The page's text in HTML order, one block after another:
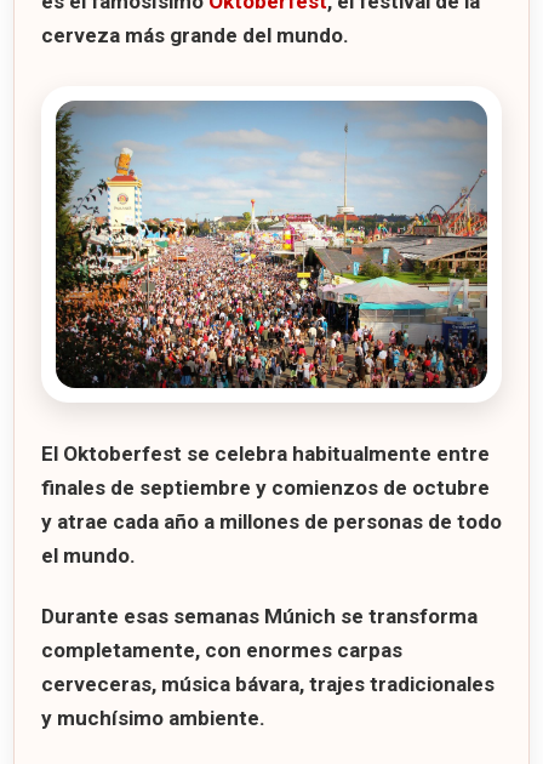
cerveza más grande del mundo.
El Oktoberfest se celebra habitualmente entre
finales de septiembre y comienzos de octubre
y atrae cada año a millones de personas de todo
el mundo.
Durante esas semanas Múnich se transforma
completamente, con enormes carpas
cerveceras, música bávara, trajes tradicionales
y muchísimo ambiente.